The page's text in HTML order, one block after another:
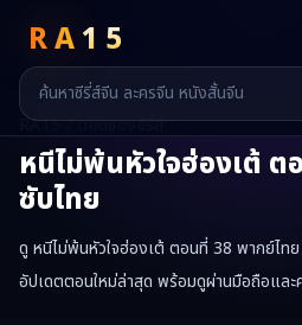
RA15
RA15 / ตอนของซีรี่ส์
หนีไม่พ้นหัวใจฮ่องเต้ ต
ซับไทย
ดู หนีไม่พ้นหัวใจฮ่องเต้ ตอนที่ 38 พากย์ไท
อัปเดตตอนใหม่ล่าสุด พร้อมดูผ่านมือถือแล